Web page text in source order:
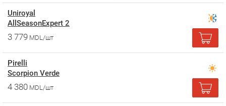
Uniroyal
AllSeasonExpert 2
3 779 MDL/шт
Pirelli
Scorpion Verde
4 380 MDL/шт